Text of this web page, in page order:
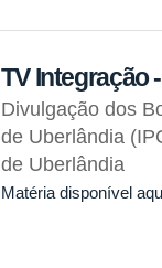
TV Integração
Divulgação dos
de Uberlândia
de Uberlândia
Matéria disponível